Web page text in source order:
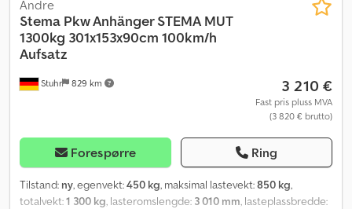
Stuhr 829 km
Andre
Stema Pkw Anhänger STEMA MUT
1300kg 301x153x90cm 100km/h
Aufsatz
3 210 €
Fast pris pluss MVA
(3 820 € brutto)
Forespørre Ring
Tilstand: ny, egenvekt:450 kg, maksimal lastevekt:850 kg,
totalvekt:1 300 kg , lasteromslengde: 3 010 mm , lasteplassbredde: